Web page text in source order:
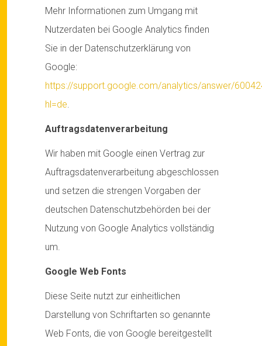
Mehr Informationen zum Umgang mit
Nutzerdaten bei Google Analytics finden
Sie in der Datenschutzerklärung von
Google:
https://support.google.com/analytics/answer/
hl=de.
Auftragsdatenverarbeitung
Wir haben mit Google einen Vertrag zur
Auftragsdatenverarbeitung abgeschlossen
und setzen die strengen Vorgaben der
deutschen Datenschutzbehörden bei der
Nutzung von Google Analytics vollständig
um.
Google Web Fonts
Diese Seite nutzt zur einheitlichen
Darstellung von Schriftarten so genannte
Web Fonts, die von Google bereitgestellt